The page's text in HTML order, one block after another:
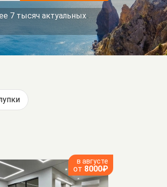
7 тысяч актуальных
в августе
от 8000₽